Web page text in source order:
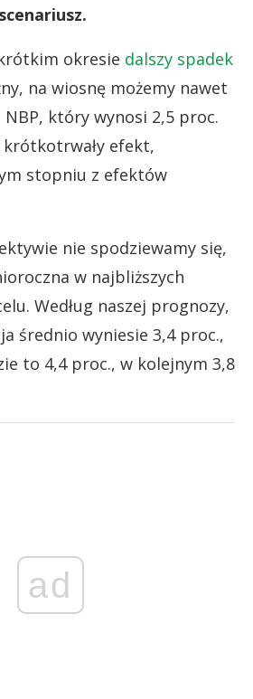
okresie dalszy spadek
na wiosnę możemy nawet
który wynosi 2,5 proc.
efekt,
stopniu z efektów
nie spodziewamy się,
w najbliższych
Według naszej prognozy,
średnio wyniesie 3,4 proc.,
to 4,4 proc., w kolejnym 3,8
ad